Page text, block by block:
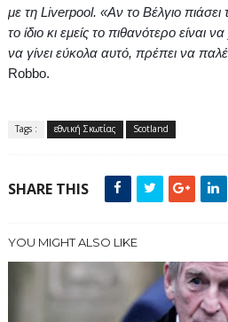
με τη Liverpool. «Αν το Βέλγιο πιάσει
το ίδιο κι εμείς το πιθανότερο
να γίνει εύκολα αυτό, πρέπει να
Robbo.
Tags : εθνική Σκωτίας Scotland
SHARE THIS
YOU MIGHT ALSO LIKE